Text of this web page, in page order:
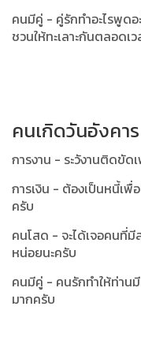
คนมีคู่ - คู่รักทำอะไรพูดอ
ชวนให้ทะเลาะกันตลอดเ
คนเกิดวันอังคาร
การงาน - ระวังานติดขัด
การเงิน - ต้องเป็นหนี้เพื่
ครับ
คนโสด - จะได้เจอคนที่มี
หน่อยนะครับ
คนมีคู่ - คนรักทำให้ท่านมี
มากครับ